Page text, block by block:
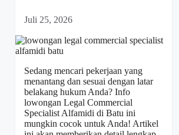
Juli 25, 2026
Sedang mencari pekerjaan yang
menantang dan sesuai dengan latar
belakang hukum Anda? Info
lowongan Legal Commercial
Specialist Alfamidi di Batu ini
mungkin cocok untuk Anda! Artikel